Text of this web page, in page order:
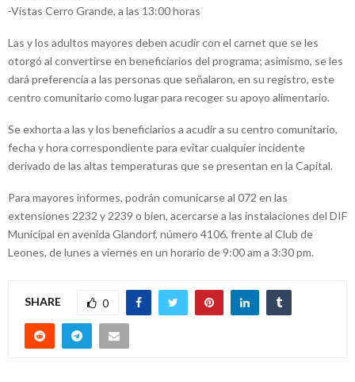
-Vistas Cerro Grande, a las 13:00 horas
Las y los adultos mayores deben acudir con el carnet que se les
otorgó al convertirse en beneficiarios del programa; asimismo, se les
dará preferencia a las personas que señalaron, en su registro, este
centro comunitario como lugar para recoger su apoyo alimentario.
Se exhorta a las y los beneficiarios a acudir a su centro comunitario,
fecha y hora correspondiente para evitar cualquier incidente
derivado de las altas temperaturas que se presentan en la Capital.
Para mayores informes, podrán comunicarse al 072 en las
extensiones 2232 y 2239 o bien, acercarse a las instalaciones del DIF
Municipal en avenida Glandorf, número 4106, frente al Club de
Leones, de lunes a viernes en un horario de 9:00 am a 3:30 pm.
SHARE 0